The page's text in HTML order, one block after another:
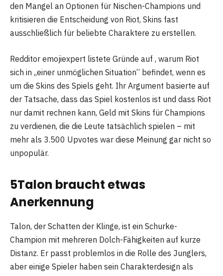
den Mangel an Optionen für Nischen-Champions und
kritisieren die Entscheidung von Riot, Skins fast
ausschließlich für beliebte Charaktere zu erstellen.
Redditor emojiexpert listete Gründe auf , warum Riot
sich in „einer unmöglichen Situation“ befindet, wenn es
um die Skins des Spiels geht. Ihr Argument basierte auf
der Tatsache, dass das Spiel kostenlos ist und dass Riot
nur damit rechnen kann, Geld mit Skins für Champions
zu verdienen, die die Leute tatsächlich spielen – mit
mehr als 3.500 Upvotes war diese Meinung gar nicht so
unpopulär.
5Talon braucht etwas
Anerkennung
Talon, der Schatten der Klinge, ist ein Schurke-
Champion mit mehreren Dolch-Fähigkeiten auf kurze
Distanz. Er passt problemlos in die Rolle des Junglers,
aber einige Spieler haben sein Charakterdesign als